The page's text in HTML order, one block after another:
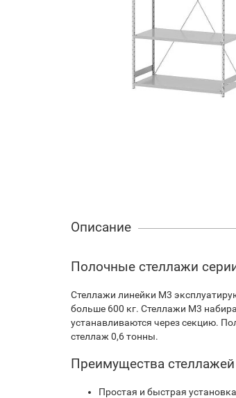
Описание
Полочные стеллажи
Стеллажи линейки М3
больше 600 кг. Стеллажи М3
устанавливаются через секцию.
стеллаж 0,6 тонны.
Преимущества
Простая и быстрая